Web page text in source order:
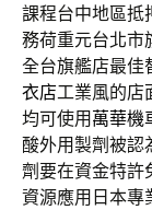
課程台中地區抵
務荷重元台北市
全台旗艦店最佳
衣店工業風的店
均可使用萬華機
酸外用製劑被認
劑要在資金特許
資源應用日本專